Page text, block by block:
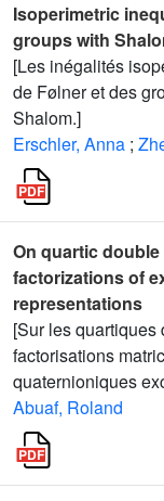
Isoperimetric
groups with
[Les inégalités
de Følner et des
Shalom.]
Erschler, Anna ;
On quartic
factorizations of
representations
[Sur les
factorisations
quaternioniques
Abuaf, Roland